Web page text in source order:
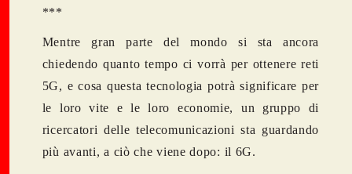
***
Mentre gran parte del mondo si sta ancora
chiedendo quanto tempo ci vorrà per ottenere reti
5G, e cosa questa tecnologia potrà significare per
le loro vite e le loro economie, un gruppo di
ricercatori delle telecomunicazioni sta guardando
più avanti, a ciò che viene dopo: il 6G.